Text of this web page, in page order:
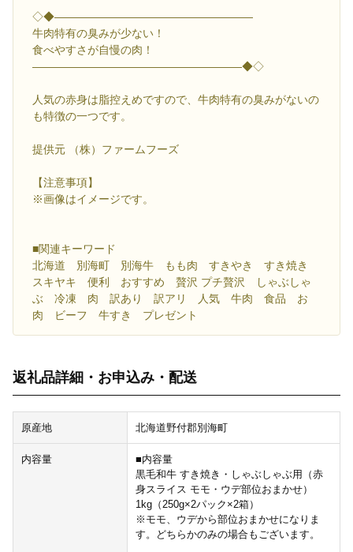
◇◆――――――――――――――――――
牛肉特有の臭みが少ない！
食べやすさが自慢の肉！
―――――――――――――――――――◆◇
人気の赤身は脂控えめですので、牛肉特有の臭みがないの
も特徴の一つです。
提供元 （株）ファームフーズ
【注意事項】
※画像はイメージです。
■関連キーワード
北海道 別海町 別海牛 もも肉 すきやき すき焼き
スキヤキ 便利 おすすめ 贅沢 プチ贅沢 しゃぶしゃ
ぶ 冷凍 肉 訳あり 訳アリ 人気 牛肉 食品 お
肉 ビーフ 牛すき プレゼント
返礼品詳細・お申込み・配送
原産地 北海道野付郡別海町
内容量
■内容量
黒毛和牛 すき焼き・しゃぶしゃぶ用（赤
身スライス モモ・ウデ部位おまかせ）
1kg（250g×2パック×2箱）
※モモ、ウデから部位おまかせになりま
す。どちらかのみの場合もございます。